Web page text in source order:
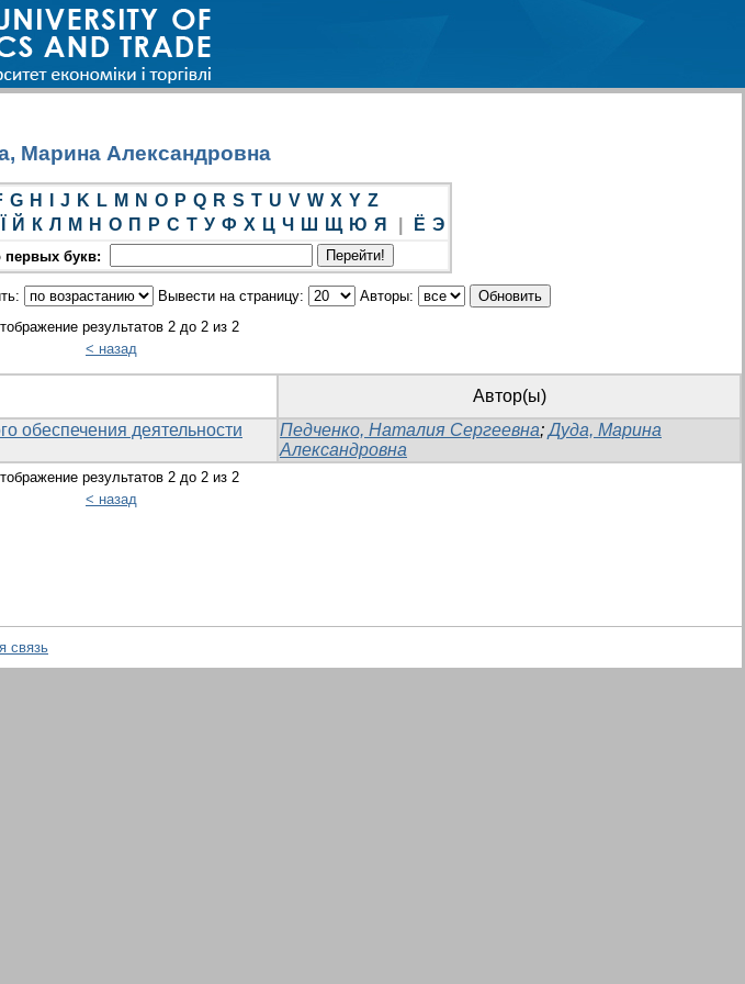
Марина Александровна
G H J K L M N O P Q R S T U V W X Y Z
Й К Л М Н О П Р С Т У Ф Х Ц Ч Ш Щ Ю Я Ё Э
первых букв:
Вывести на страницу:
Авторы:
результатов 2 до 2 из 2
< назад
Автор(ы)
обеспечения деятельности
Педченко, Наталия Сергеевна;Дуда, Марина
Александровна
результатов 2 до 2 из 2
< назад
связь